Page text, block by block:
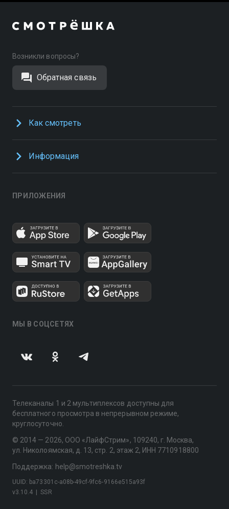
Возникли вопросы?
Обратная связь
Как смотреть
Информация
ПРИЛОЖЕНИЯ
МЫ В СОЦСЕТЯХ
Телеканалы 1 и 2 мультиплексов доступны для
бесплатного просмотра в непрерывном режиме,
круглосуточно.
© 2014 — 2026, ООО «ЛайфСтрим», 109240, г. Москва,
ул. Николоямская, д. 13, стр. 2, этаж 2, ИНН 7710918800
Поддержка: help@smotreshka.tv
v3.10.4 SSR
UUID: ba73301c-a08b-49cf-9fc6-9166e515a93f